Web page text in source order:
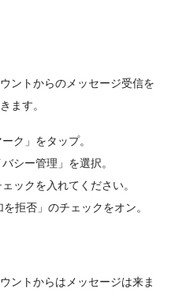
ントからのメッセージ受信を
ます。
ク」をタップ。
シー管理」を選択。
ックを入れてください。
拒否」のチェックをオン。
ントからはメッセージは来ま